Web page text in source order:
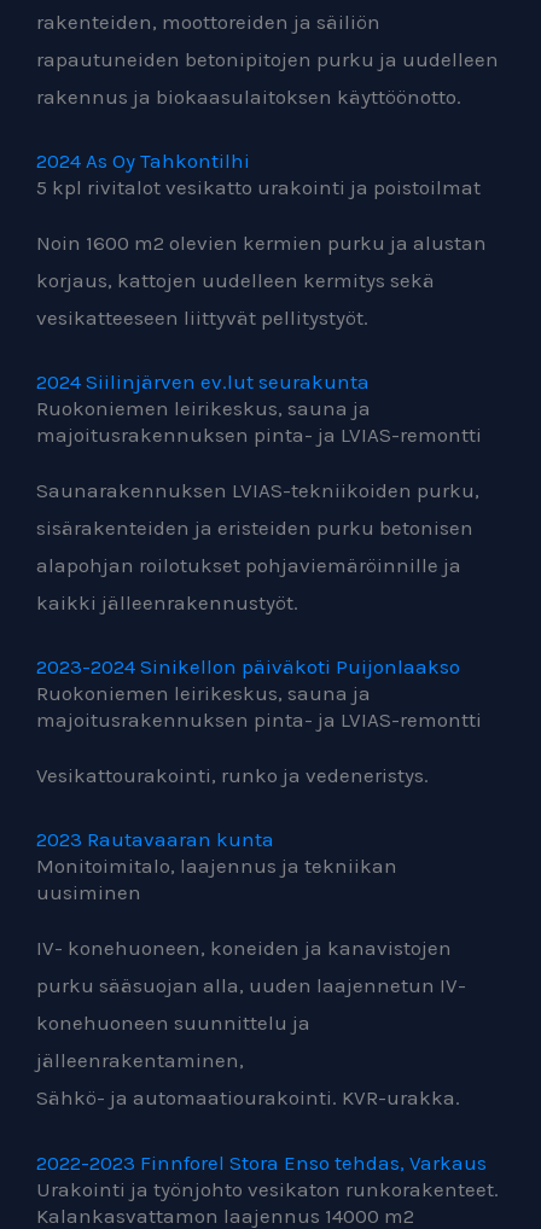
rakenteiden, moottoreiden ja säiliön
rapautuneiden betonipitojen purku ja uudelleen
rakennus ja biokaasulaitoksen käyttöönotto.
2024 As Oy Tahkontilhi
5 kpl rivitalot vesikatto urakointi ja poistoilmat
Noin 1600 m2 olevien kermien purku ja alustan
korjaus, kattojen uudelleen kermitys sekä
vesikatteeseen liittyvät pellitystyöt.
2024 Siilinjärven ev.lut seurakunta
Ruokoniemen leirikeskus, sauna ja
majoitusrakennuksen pinta- ja LVIAS-remontti
Saunarakennuksen LVIAS-tekniikoiden purku,
sisärakenteiden ja eristeiden purku betonisen
alapohjan roilotukset pohjaviemäröinnille ja
kaikki jälleenrakennustyöt.
2023-2024 Sinikellon päiväkoti Puijonlaakso
Ruokoniemen leirikeskus, sauna ja
majoitusrakennuksen pinta- ja LVIAS-remontti
Vesikattourakointi, runko ja vedeneristys.
2023 Rautavaaran kunta
Monitoimitalo, laajennus ja tekniikan
uusiminen
IV- konehuoneen, koneiden ja kanavistojen
purku sääsuojan alla, uuden laajennetun IV-
konehuoneen suunnittelu ja
jälleenrakentaminen,
Sähkö- ja automaatiourakointi. KVR-urakka.
2022-2023 Finnforel Stora Enso tehdas, Varkaus
Urakointi ja työnjohto vesikaton runkorakenteet.
Kalankasvattamon laajennus 14000 m2